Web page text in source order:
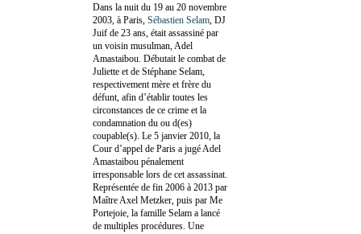
Dans la nuit du 19 au 20 novembre
2003, à Paris, Sébastien Selam , DJ
Juif de 23 ans, était assassiné par
un voisin musulman, Adel
Amastaibou. Débutait le combat de
Juliette et de Stéphane Selam,
respectivement mère et frère du
défunt, afin d’établir toutes les
circonstances de ce crime et la
condamnation du ou d(es)
coupable(s). Le 5 janvier 2010, la
Cour d’appel de Paris a jugé Adel
Amastaibou pénalement
irresponsable lors de cet assassinat.
Représentée de fin 2006 à 2013 par
Maître Axel Metzker, puis par Me
Portejoie, la famille Selam a lancé
de multiples procédures. Une